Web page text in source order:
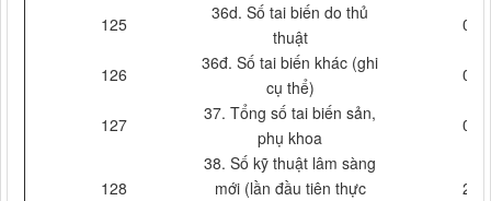
125
36d. Số tai biến do thủ
thuật
0
126
36đ. Số tai biến khác (ghi
cụ thể)
0
127
37. Tổng số tai biến sản,
phụ khoa
0
128
38. Số kỹ thuật lâm sàng
mới (lần đầu tiên thực
2